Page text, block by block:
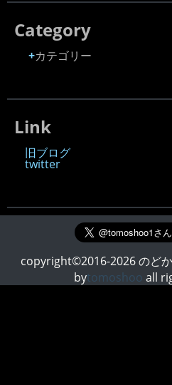
Category
カテゴリー
Link
旧ブログ
twitter
copyright©2016-2026 のど
bytomoshoo all